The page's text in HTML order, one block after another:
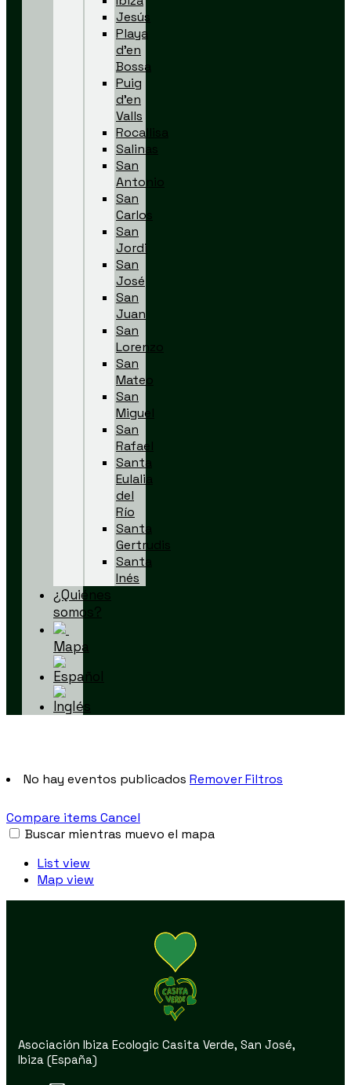
Jesús
Playa
d’en
Bossa
Puig
d’en
Valls
Rocallisa
Salinas
San
Antonio
San
Carlos
San
Jordi
San
José
San
Juan
San
Lorenzo
San
Mateo
San
Miguel
San
Rafael
Santa
Eulalia
del
Río
Santa
Gertrudis
Santa
Inés
¿Quiénes
somos?
Mapa
No hay eventos publicados Remover Filtros
Compare items Cancel
Buscar mientras muevo el mapa
List view
Map view
Asociación Ibiza Ecologic Casita Verde, San José,
Ibiza (España)